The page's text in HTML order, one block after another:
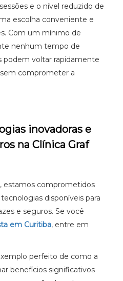
e o nível reduzido de
escolha conveniente e
Com um mínimo de
nenhum tempo de
podem voltar rapidamente
sem comprometer a
inovadoras e
na Clínica Graf
estamos comprometidos
disponíveis para
e seguros. Se você
em Curitiba, entre em
perfeito de como a
benefícios significativos